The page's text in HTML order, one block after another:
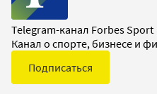
Telegram-канал Forbes Sport
Канал о спорте, бизнесе и
Подписаться